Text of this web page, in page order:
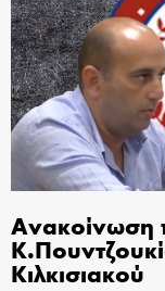
Ανακοίνωση
Κιλκισιακού